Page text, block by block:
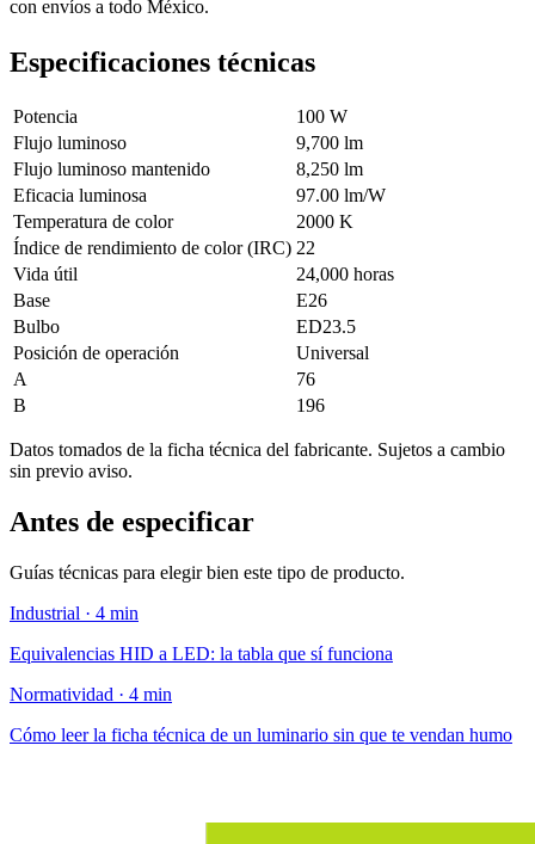
con envíos a todo México.
Especificaciones técnicas
Potencia
100 W
Flujo luminoso
9,700 lm
Flujo luminoso mantenido
8,250 lm
Eficacia luminosa
97.00 lm/W
Temperatura de color
2000 K
Índice de rendimiento de color (IRC) 22
Vida útil
24,000 horas
Base
E26
Bulbo
ED23.5
Posición de operación
Universal
A
76
B
196
Datos tomados de la ficha técnica del fabricante. Sujetos a cambio
sin previo aviso.
Antes de especificar
Guías técnicas para elegir bien este tipo de producto.
Industrial · 4 min
Equivalencias HID a LED: la tabla que sí funciona
Normatividad · 4 min
Cómo leer la ficha técnica de un luminario sin que te vendan humo